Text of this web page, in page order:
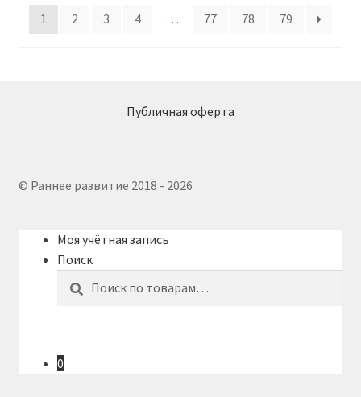
1
2 3 4 … 77 78 79
Публичная оферта
© Раннее развитие 2018 - 2026
Моя учётная запись
Поиск
Искать:
Поиск
0